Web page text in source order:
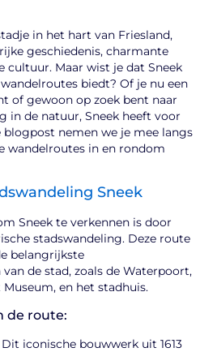
in het hart van Friesland,
geschiedenis, charmante
cultuur. Maar wist je dat Sneek
biedt? Of je nu een
of gewoon op zoek bent naar
in de natuur, Sneek heeft voor
blogpost nemen we je mee langs
wandelroutes in en rondom
Sneek
Sneek te verkennen is door
stadswandeling. Deze route
belangrijkste
de stad, zoals de Waterpoort,
en het stadhuis.
de route:
iconische bouwwerk uit 1613